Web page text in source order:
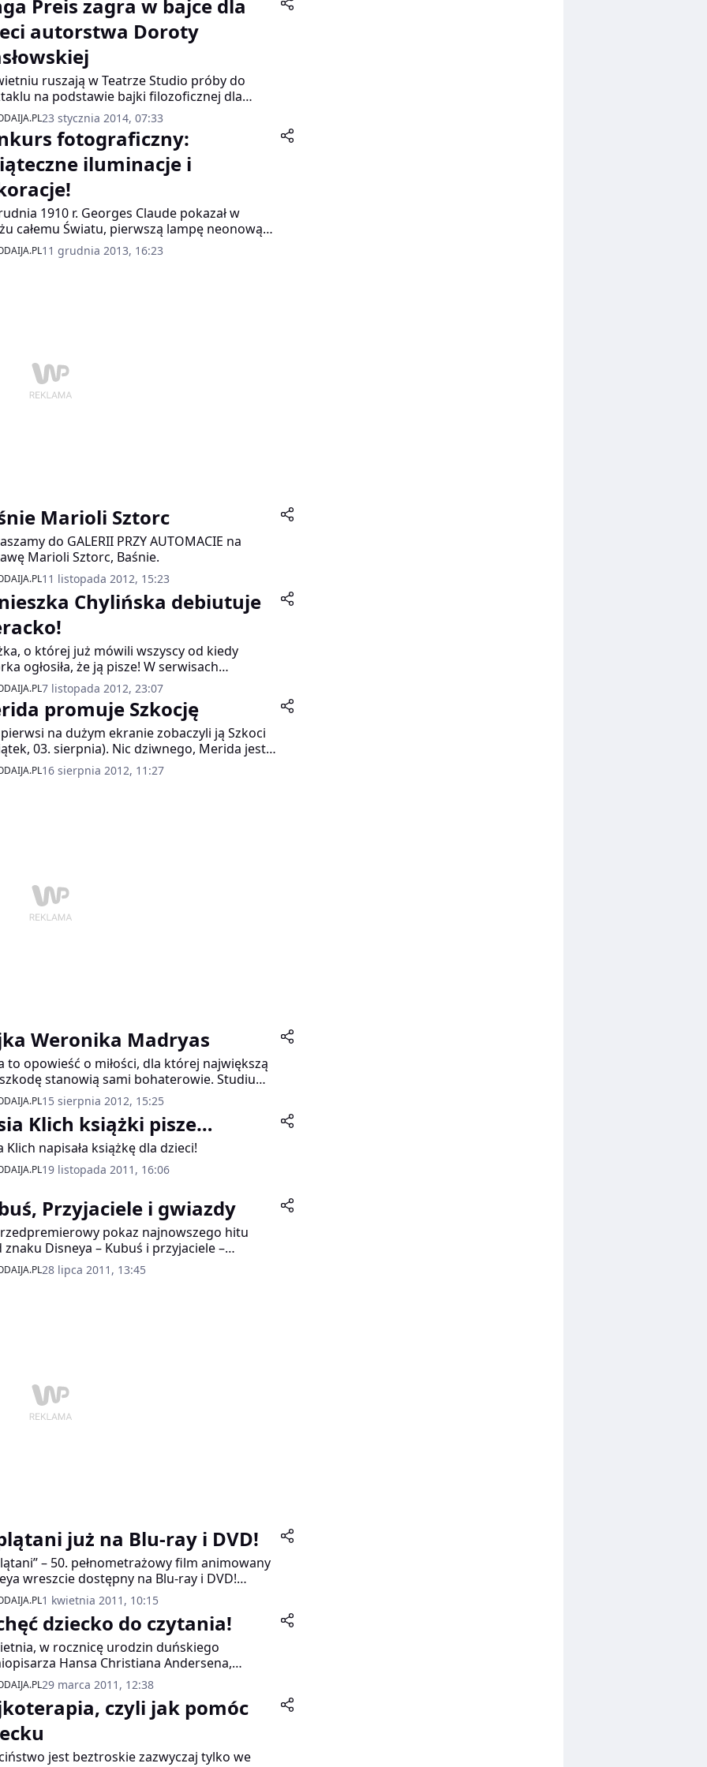
nie tylko forma rozrywki, ale często
nauka. Także języków obcych.
Preis zagra w bajce dla
autorstwa Doroty
ruszają w Teatrze Studio próby do
na podstawie bajki filozoficznej dla
autorstwa Doroty Masłowskiej. Jedną z ról w
zagra Kinga Preis. Natomiast w wakacje
będzie pracowała na planie musicalu.
filmu trzymane są jednak w tajemnicy.
23 stycznia 2014, 07:33
fotograficzny:
iluminacje i
1910 r. Georges Claude pokazał w
całemu Światu, pierwszą lampę neonową
użytym gazem był neon, dający barwę
Stąd nazwa „neony”).
11 grudnia 2013, 16:23
Marioli Sztorc
do GALERII PRZY AUTOMACIE na
Marioli Sztorc, Baśnie.
11 listopada 2012, 15:23
Chylińska debiutuje
o której już mówili wszyscy od kiedy
ogłosiła, że ją pisze! W serwisach
huczało… Autobiografia? Książka dla
A może powieść? Teraz jest już jasne Zezia i
to książka dla dzieci, ale także dla rodziców.
7 listopada 2012, 23:07
promuje Szkocję
pierwsi na dużym ekranie zobaczyli ją Szkoci
03. sierpnia). Nic dziwnego, Merida jest
szkocką bohaterką, a najnowszy film
Disney Pixar – „Merida Waleczna” –
16 sierpnia 2012, 11:27
Weronika Madryas
to opowieść o miłości, dla której największą
stanowią sami bohaterowie. Studium
cierpliwości i wytrwałości w
za własnym przeznaczeniem. On,
i młodzieńczo uroczy i ona, marzycielska
nie potrafią kochać po dorosłemu.
15 sierpnia 2012, 15:25
Klich książki pisze…
Klich napisała książkę dla dzieci!
19 listopada 2011, 16:06
Przyjaciele i gwiazdy
pokaz najnowszego hitu
znaku Disneya – Kubuś i przyjaciele –
prawdziwe tłumy, wśród których nie
naszych celebrytów, oczywiście, w
28 lipca 2011, 13:45
już na Blu-ray i DVD!
– 50. pełnometrażowy film animowany
wreszcie dostępny na Blu-ray i DVD!
zabawna historia pięknej Roszpunki i
awanturnika Flynna to idealna
na wspaniały wieczór dla całej rodziny!
1 kwietnia 2011, 10:15
dziecko do czytania!
w rocznicę urodzin duńskiego
Hansa Christiana Andersena,
jest Międzynarodowy Dzień Książki
Dzień ten ma na celu wspieranie
przez najmłodszych. Z początkiem
br. rusza również kolejny, już IX, konkurs
Akademii Misia Haribo –
programu edukacyjnego,
29 marca 2011, 12:38
czyli jak pomóc
jest beztroskie zazwyczaj tylko we